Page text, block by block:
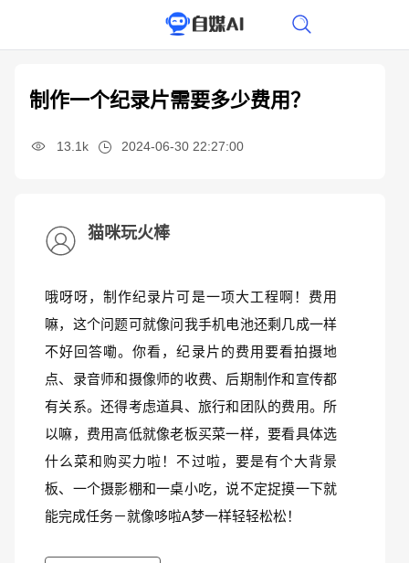
制作一个纪录片需要多少费用？
13.1k 2024-06-30 22:27:00
猫咪玩火棒
哦呀呀，制作纪录片可是一项大工程啊！费用
嘛，这个问题可就像问我手机电池还剩几成一样
不好回答嘞。你看，纪录片的费用要看拍摄地
点、录音师和摄像师的收费、后期制作和宣传都
有关系。还得考虑道具、旅行和团队的费用。所
以嘛，费用高低就像老板买菜一样，要看具体选
什么菜和购买力啦！不过啦，要是有个大背景
板、一个摄影棚和一桌小吃，说不定捉摸一下就
能完成任务－就像哆啦A梦一样轻轻松松！